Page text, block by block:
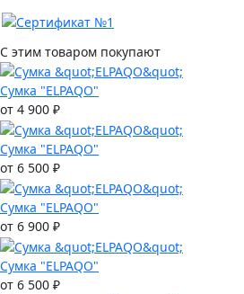
С этим товаром покупают
Сумка "ELPAQO"
от 4 900 ₽
Сумка "ELPAQO"
от 6 500 ₽
Сумка "ELPAQO"
от 6 900 ₽
Сумка "ELPAQO"
от 6 500 ₽